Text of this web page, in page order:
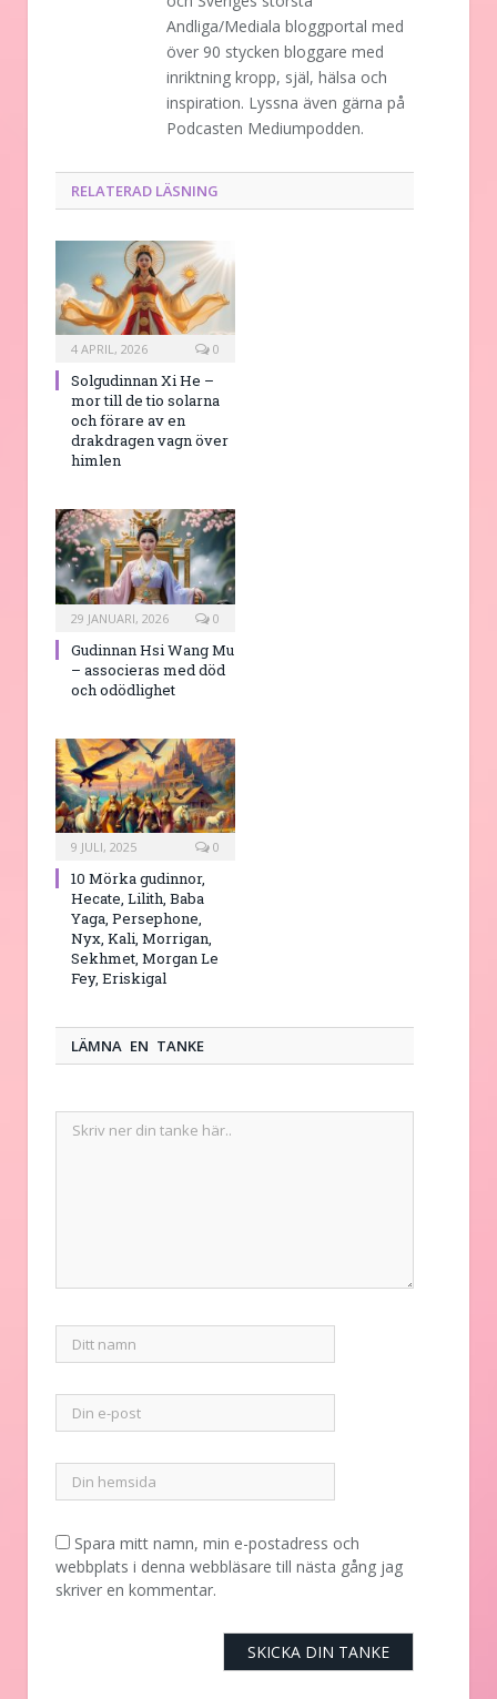
Andliga/Mediala bloggportal med
över 90 stycken bloggare med
inriktning kropp, själ, hälsa och
inspiration. Lyssna även gärna på
Podcasten Mediumpodden.
RELATERAD LÄSNING
4 APRIL, 2026 0
Solgudinnan Xi He –
mor till de tio solarna
och förare av en
drakdragen vagn över
himlen
29 JANUARI, 2026 0
Gudinnan Hsi Wang Mu
– associeras med död
och odödlighet
9 JULI, 2025 0
10 Mörka gudinnor,
Hecate, Lilith, Baba
Yaga, Persephone,
Nyx, Kali, Morrigan,
Sekhmet, Morgan Le
Fey, Eriskigal
LÄMNA EN TANKE
Spara mitt namn, min e-postadress och
webbplats i denna webbläsare till nästa gång jag
skriver en kommentar.